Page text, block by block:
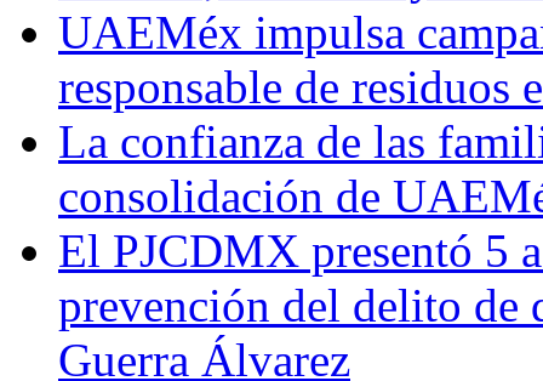
UAEMéx impulsa
responsable de residuos
La confianza de las
consolidación de
El PJCDMX presentó 5
prevención del delito de
Guerra Álvarez